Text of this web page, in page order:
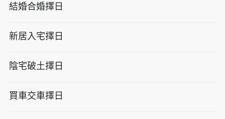
結婚合婚擇日
新居入宅擇日
陰宅破土擇日
買車交車擇日